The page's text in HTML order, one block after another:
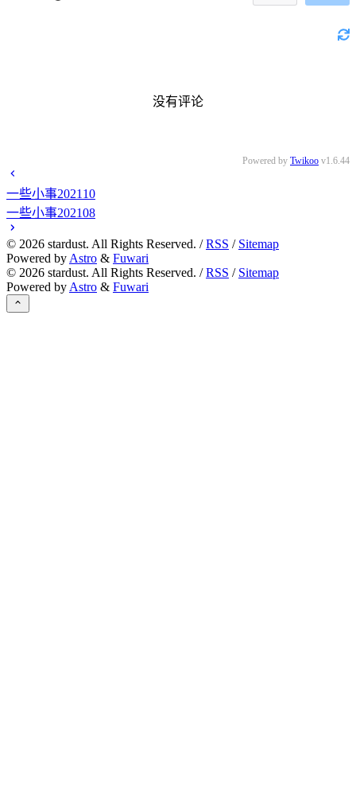
没有评论
Powered by Twikoo v1.6.44
一些小事202110
一些小事202108
© 2026 stardust. All Rights Reserved. /RSS / Sitemap
Powered by Astro & Fuwari
© 2026 stardust. All Rights Reserved. /RSS / Sitemap
Powered by Astro & Fuwari